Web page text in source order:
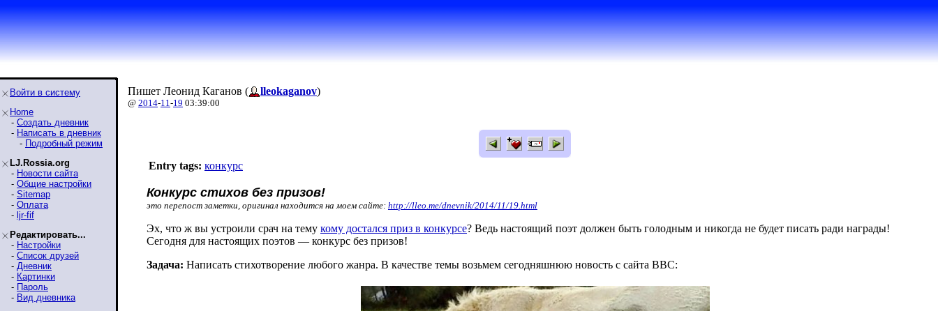
Войти в систему
Home
- Создать дневник
- Написать в дневник
- Подробный режим
LJ.Rossia.org
- Новости сайта
- Общие настройки
- Sitemap
- Оплата
- ljr-fif
Редактировать...
- Настройки
- Список друзей
- Дневник
- Картинки
- Пароль
- Вид дневника
Пишет Леонид Каганов ( lleokaganov)
@ 2014-11-19 03:39:00
Entry tags: конкурс
Конкурс стихов без призов!
это перепост заметки, оригинал находится на моем сайте: http://lleo.me/dnevnik/2014/11/19.html
Эх, что ж вы устроили срач на тему кому достался приз в конкурсе? Ведь настоящий поэт должен быть голодным и никогда не будет писать ради награды!
Сегодня для настоящих поэтов — конкурс без призов!
Задача: Написать стихотворение любого жанра. В качестве темы возьмем сегодняшнюю новость с сайта BBC: